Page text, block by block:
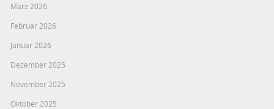
März 2026
Februar 2026
Januar 2026
Dezember 2025
November 2025
Oktober 2025